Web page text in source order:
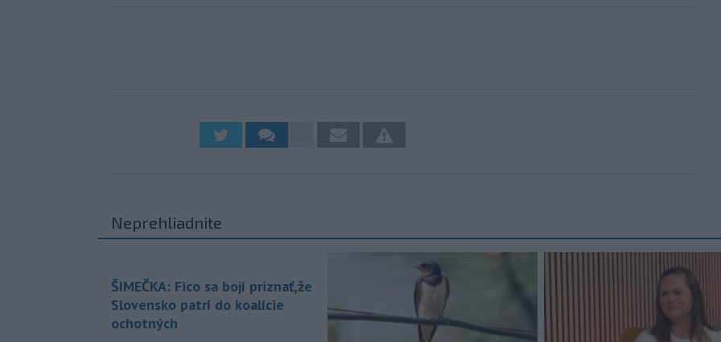
Neprehliadnite
ŠIMEČKA: Fico sa bojí priznať,že
Slovensko patrí do koalície
ochotných